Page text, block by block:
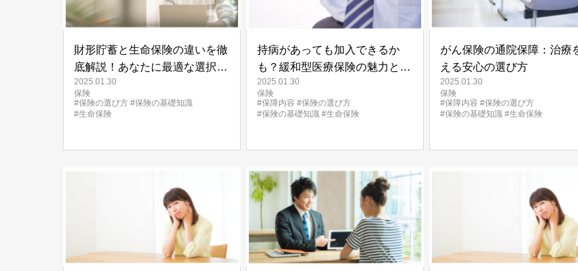
財形貯蓄と生命保険の違いを徹
底解説！あなたに最適な選択肢
は？
2025.01.30
保険
#保険の選び方 #保険の基礎知識
#生命保険
持病があっても加入できるか
も？緩和型医療保険の魅力と選
び方
2025.01.30
保険
#保障内容 #保険の選び方
#保険の基礎知識 #生命保険
がん保険の通院保障：治療
える安心の選び方
2025.01.30
保険
#保障内容 #保険の選び方
#保険の基礎知識 #生命保険